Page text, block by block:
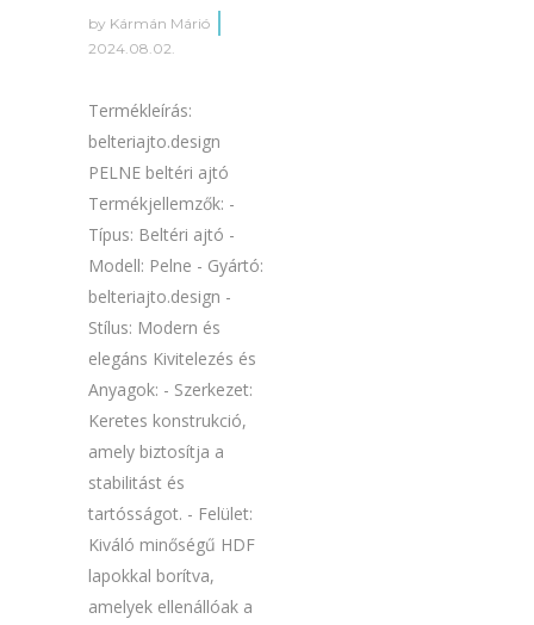
by Kármán Márió
2024.08.02.
Termékleírás:
belteriajto.design
PELNE beltéri ajtó
Termékjellemzők: -
Típus: Beltéri ajtó -
Modell: Pelne - Gyártó:
belteriajto.design -
Stílus: Modern és
elegáns Kivitelezés és
Anyagok: - Szerkezet:
Keretes konstrukció,
amely biztosítja a
stabilitást és
tartósságot. - Felület:
Kiváló minőségű HDF
lapokkal borítva,
amelyek ellenállóak a